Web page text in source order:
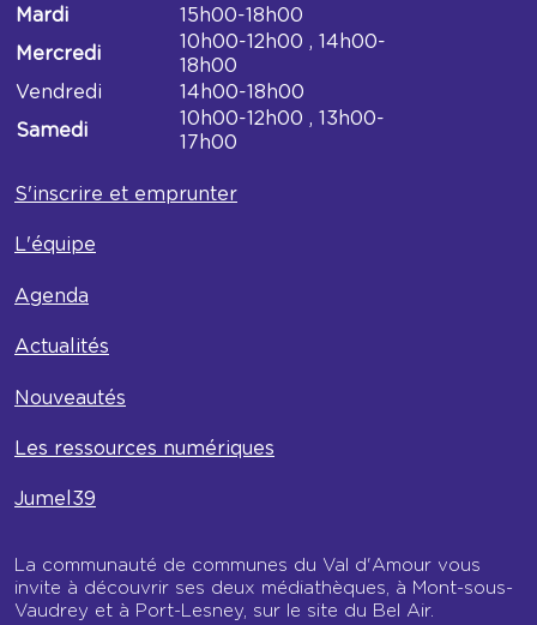
Horaires
du
Bel
Mardi
15h00-18h00
Mercredi
10h00-12h00 , 14h00-
18h00
Vendredi
14h00-18h00
Samedi
10h00-12h00 , 13h00-
17h00
S'inscrire et emprunter
L'équipe
Agenda
Actualités
Nouveautés
Les ressources numériques
Jumel39
La communauté de communes du Val d'Amour vous
invite à découvrir ses deux médiathèques, à Mont-sous-
Vaudrey et à Port-Lesney, sur le site du Bel Air.